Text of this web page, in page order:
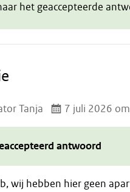
het geaccepteerde
Tanja 7 juli 2026
antwoord
wij hebben hier geen